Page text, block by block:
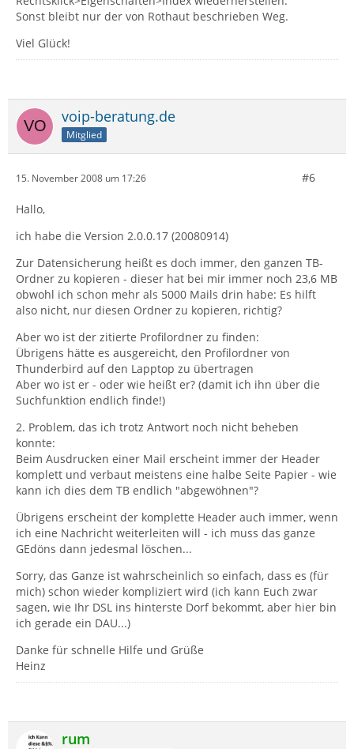
Sonst bleibt nur der von Rothaut beschrieben Weg.
Viel Glück!
voip-beratung.de
Mitglied
15. November 2008 um 17:26 #6
Hallo,
ich habe die Version 2.0.0.17 (20080914)
Zur Datensicherung heißt es doch immer, den ganzen TB-
Ordner zu kopieren - dieser hat bei mir immer noch 23,6 MB
obwohl ich schon mehr als 5000 Mails drin habe: Es hilft
also nicht, nur diesen Ordner zu kopieren, richtig?
Aber wo ist der zitierte Profilordner zu finden:
Übrigens hätte es ausgereicht, den Profilordner von
Thunderbird auf den Lapptop zu übertragen
Aber wo ist er - oder wie heißt er? (damit ich ihn über die
Suchfunktion endlich finde!)
2. Problem, das ich trotz Antwort noch nicht beheben
konnte:
Beim Ausdrucken einer Mail erscheint immer der Header
komplett und verbaut meistens eine halbe Seite Papier - wie
kann ich dies dem TB endlich "abgewöhnen"?
Übrigens erscheint der komplette Header auch immer, wenn
ich eine Nachricht weiterleiten will - ich muss das ganze
GEdöns dann jedesmal löschen...
Sorry, das Ganze ist wahrscheinlich so einfach, dass es (für
mich) schon wieder kompliziert wird (ich kann Euch zwar
sagen, wie Ihr DSL ins hinterste Dorf bekommt, aber hier bin
ich gerade ein DAU...)
Danke für schnelle Hilfe und Grüße
Heinz
rum